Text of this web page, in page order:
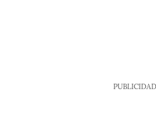
PUBLICIDAD